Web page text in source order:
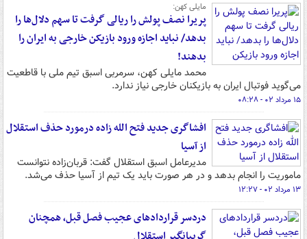
مایلی کهن:
پریرا نصف پولش را ریالی گرفت تا سهم دلال‌ها را
بدهد/ نباید اجازه ورود بازیکن خارجی به ایران را
بدهند!
محمد مایلی کهن، سرمربی اسبق تیم ملی با قاطعیت
می‌گوید فوتبال ایران به بازیکنان خارجی نیاز ندارد.
۱۵ مرداد ۰۲ - ۰۸:۲۸
افشاگری‌ جدید فتح الله زاده درمورد حذف استقلال
از آسیا
مدیرعامل اسبق استقلال گفت: قربان‌زاده نتوانست
ماموریت را انجام بدهد و در هر صورت باید یک تیم از آسیا حذف می‌شد.
۱۳ مرداد ۰۲ - ۱۲:۲۷
دردسر قراردادهای عجیب فصل قبل، همچنان